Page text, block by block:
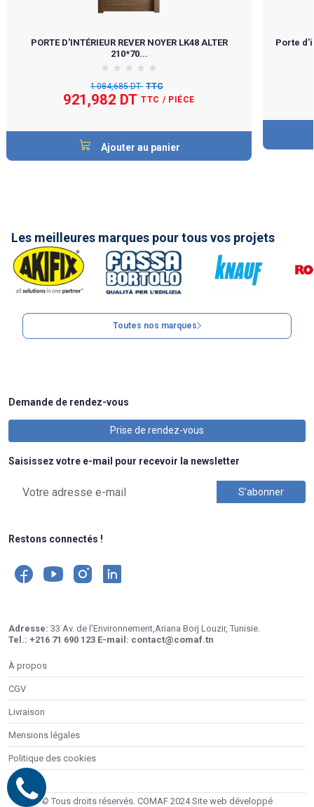
PORTE D'INTÉRIEUR REVER NOYER LK48 ALTER
210*70...
1 084,685 DT TTC
921,982 DT TTC / PIÉCE
Ajouter au panier
Porte
Les meilleures marques pour tous vos projets
Toutes nos marques
Demande de rendez-vous
Prise de rendez-vous
Saisissez votre e-mail pour recevoir la newsletter
Restons connectés !
Adresse: 33 Av. de l'Environnement,Ariana Borj Louzir, Tunisie.
Tel.: +216 71 690 123 E-mail: contact@comaf.tn
À propos
CGV
Livraison
Mensions légales
Politique des cookies
Contacts
© Tous droits réservés. COMAF 2024 Site web développé